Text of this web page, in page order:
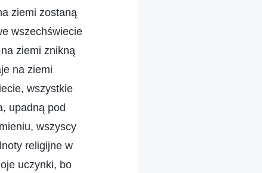
ziemi zostaną
wszechświecie
ziemi znikną
na ziemi
wszystkie
upadną pod
wszyscy
religijne w
uczynki, bo